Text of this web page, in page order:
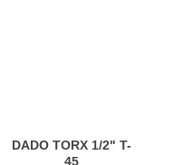
DADO TORX 1/2" T-
45